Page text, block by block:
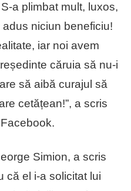
a plimbat mult, luxos,
niciun beneficiu!
iar noi avem
căruia să nu-i
să aibă curajul să
cetățean!”, a scris
Simion, a scris
că el i-a solicitat lui